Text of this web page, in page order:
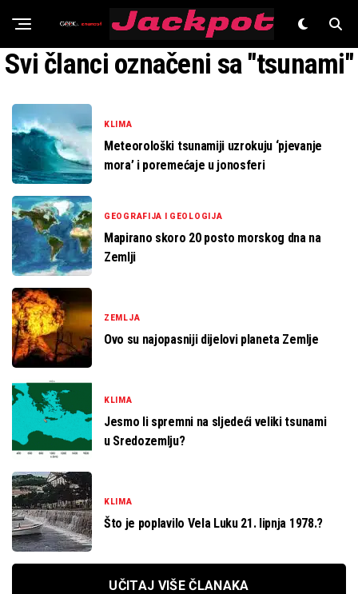
Znanost
Svi članci označeni sa "tsunami"
KLIMA
Meteorološki tsunamiji uzrokuju ‘pjevanje
mora’ i poremećaje u jonosferi
GEOGRAFIJA I GEOLOGIJA
Mapirano skoro 20 posto morskog dna na
Zemlji
ZEMLJA
Ovo su najopasniji dijelovi planeta Zemlje
KLIMA
Jesmo li spremni na sljedeći veliki tsunami
u Sredozemlju?
KLIMA
Što je poplavilo Vela Luku 21. lipnja 1978.?
UČITAJ VIŠE ČLANAKA